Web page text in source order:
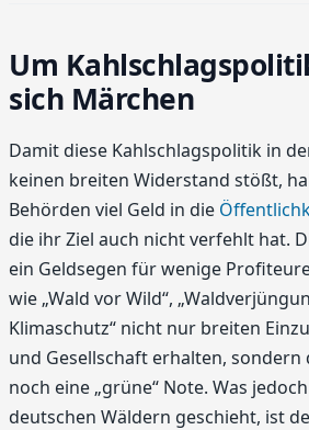
Um
sich Märchen
Damit diese Kahlschlagspolitik in
keinen breiten Widerstand stößt,
Behörden viel Geld in die
die ihr Ziel auch nicht verfehlt hat.
ein Geldsegen für wenige
wie „Wald vor Wild“,
Klimaschutz“ nicht nur breiten
und Gesellschaft erhalten,
noch eine „grüne“ Note. Was
deutschen Wäldern geschieht, ist